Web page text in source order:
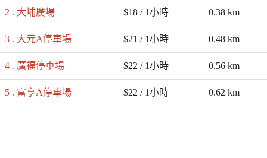
2 . 大埔廣場 $18 / 1小時 0.38 km
3 . 大元A停車場 $21 / 1小時 0.48 km
4 . 廣褔停車場 $22 / 1小時 0.56 km
5 . 富亨A停車場 $22 / 1小時 0.62 km